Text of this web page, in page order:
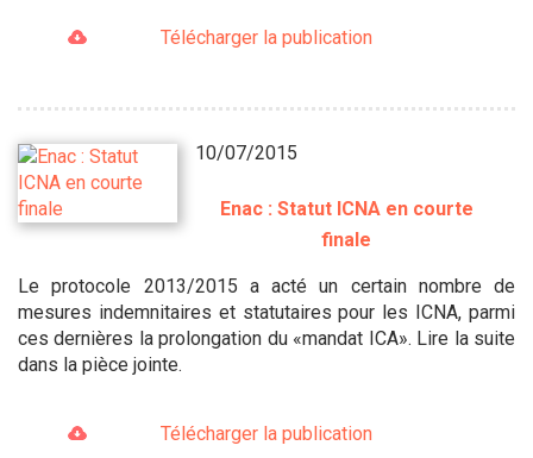
Télécharger la publication
10/07/2015
Enac : Statut ICNA en courte
finale
Le protocole 2013/2015 a acté un certain nombre de
mesures indemnitaires et statutaires pour les ICNA, parmi
ces dernières la prolongation du «mandat ICA». Lire la suite
dans la pièce jointe.
Télécharger la publication